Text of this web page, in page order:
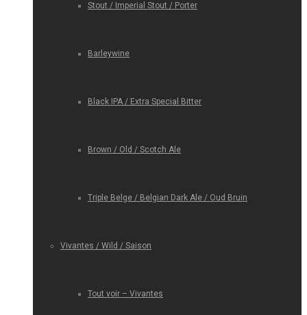
Stout / Imperial Stout / Porter
Barleywine
Black IPA / Extra Special Bitter
Brown / Old / Scotch Ale
Triple Belge / Belgian Dark Ale / Oud Bruin
Vivantes / Wild / Saison
Tout voir – Vivantes